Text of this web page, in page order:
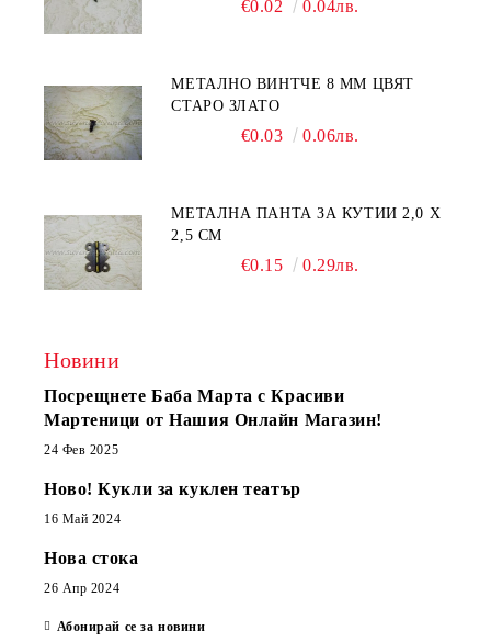
€0.02 0.04лв.
МЕТАЛНО ВИНТЧЕ 8 ММ ЦВЯТ
СТАРО ЗЛАТО
€0.03 0.06лв.
МЕТАЛНА ПАНТА ЗА КУТИИ 2,0 Х
2,5 СМ
€0.15 0.29лв.
Новини
Посрещнете Баба Марта с Красиви
Мартеници от Нашия Онлайн Магазин!
24 Фев 2025
Ново! Кукли за куклен театър
16 Май 2024
Нова стока
26 Апр 2024
Абонирай се за новини